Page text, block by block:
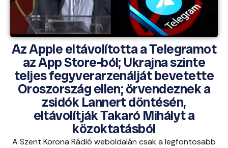
Az Apple eltávolította a Telegramot
az App Store-ból; Ukrajna szinte
teljes fegyverarzenálját bevetette
Oroszország ellen; örvendeznek a
zsidók Lannert döntésén,
eltávolítják Takaró Mihályt a
közoktatásból
A Szent Korona Rádió weboldalán csak a legfontosabb